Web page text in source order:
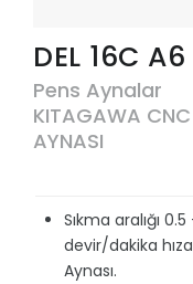
DEL 16C A6
Pens Aynalar
KITAGAWA
AYNASI
Sıkma aralığı
devir/dakika
Aynası.